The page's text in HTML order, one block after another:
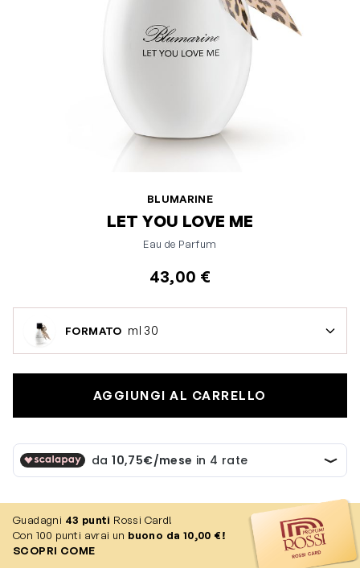
BLUMARINE
LET YOU LOVE ME
Eau de Parfum
43,00 €
FORMATO ml 30
AGGIUNGI AL CARRELLO
Guadagni 43 punti Rossi Card!
Con 100 punti avrai un buono da 10,00 €!
SCOPRI COME